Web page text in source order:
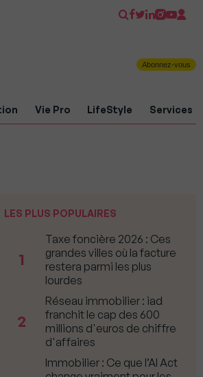
Abonnez-vous
Vie Pro LifeStyle Services
LES PLUS POPULAIRES
1
Taxe foncière 2026 : Ces
grandes villes où la facture
restera parmi les plus
lourdes
2
Réseau immobilier : iad
franchit le cap des 600
millions d'euros de chiffre
d'affaires
Immobilier : Ce que l’AI Act